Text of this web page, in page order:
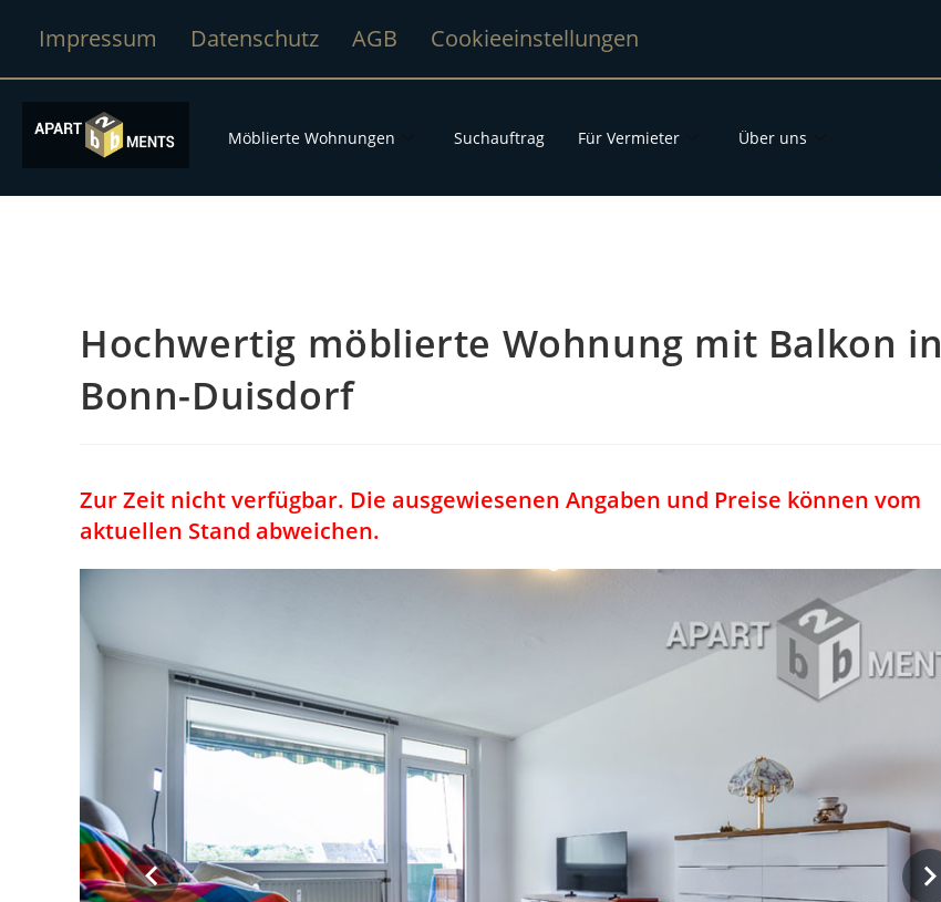
Impressum Datenschutz AGB Cookieeinstellungen
Möblierte Wohnungen Suchauftrag Für Vermieter Über uns
Hochwertig möblierte Wohnung mit Balkon in
Bonn-Duisdorf
Zur Zeit nicht verfügbar. Die ausgewiesenen Angaben und Preise können vom
aktuellen Stand abweichen.